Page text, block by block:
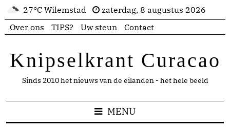
27°C Wilemstad
zaterdag, 8 augustus 2026
Over ons
TIPS? Uw steun Contact
Knipselkrant Curacao
Sinds 2010 het nieuws van de eilanden - het hele beeld
MENU